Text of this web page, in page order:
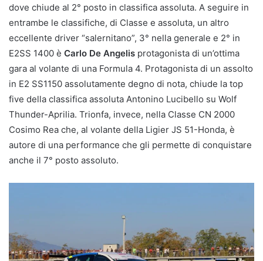
dove chiude al 2° posto in classifica assoluta. A seguire in
entrambe le classifiche, di Classe e assoluta, un altro
eccellente driver “salernitano”, 3° nella generale e 2° in
E2SS 1400 è Carlo De Angelis protagonista di un’ottima
gara al volante di una Formula 4. Protagonista di un assolto
in E2 SS1150 assolutamente degno di nota, chiude la top
five della classifica assoluta Antonino Lucibello su Wolf
Thunder-Aprilia. Trionfa, invece, nella Classe CN 2000
Cosimo Rea che, al volante della Ligier JS 51-Honda, è
autore di una performance che gli permette di conquistare
anche il 7° posto assoluto.